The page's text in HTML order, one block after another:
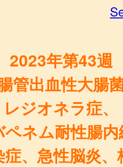
2023年第43週
管出血性大腸
レジオネラ症、
ペネム耐性腸
、急性脳炎、